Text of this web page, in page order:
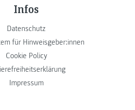
Infos
Datenschutz
für Hinweisgeber:innen
Cookie Policy
Impressum